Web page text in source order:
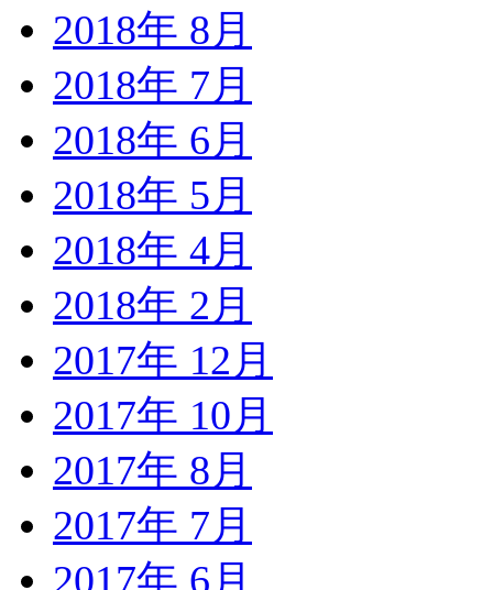
2018年 8月
2018年 7月
2018年 6月
2018年 5月
2018年 4月
2018年 2月
2017年 12月
2017年 10月
2017年 8月
2017年 7月